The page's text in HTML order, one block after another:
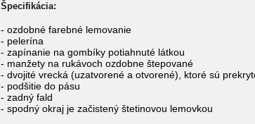
Špecifikácia:
- ozdobné farebné lemovanie
- pelerína
- zapínanie na gombíky potiahnuté látkou
- manžety na rukávoch ozdobne štepované
- dvojité vrecká (uzatvorené a otvorené), ktoré sú
- podšitie do pásu
- zadný fald
- spodný okraj je začistený štetinovou lemovkou